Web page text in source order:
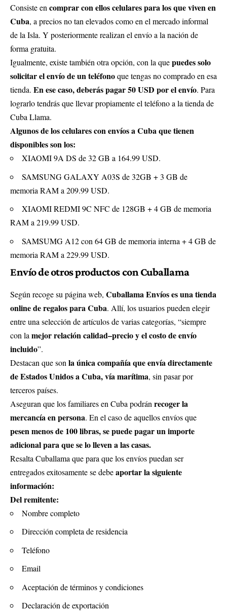
Consiste encomprar con ellos celulares para los que viven en
Cuba, a precios no tan elevados como en el mercado informal
de la Isla. Y posteriormente realizan el envío a la nación de
forma gratuita.
Igualmente, existe también otra opción, con la quepuedes solo
solicitar el envío de un teléfonoque tengas no comprado en esa
tienda. En ese caso, deberás pagar 50 USD por el envío. Para
lograrlo tendrás que llevar propiamente el teléfono a la tienda de
Cuba Llama.
Algunos de los celulares con envíos a Cuba que tienen
disponibles son los:
XIAOMI 9A DS de 32 GB a 164.99 USD.
SAMSUNG GALAXY A03S de 32GB + 3 GB de
memoria RAM a 209.99 USD.
XIAOMI REDMI 9C NFC de 128GB + 4 GB de memoria
RAM a 219.99 USD.
SAMSUMG A12 con 64 GB de memoria interna + 4 GB de
memoria RAM a 229.99 USD.
Envío de otros productos con Cuballama
Según recoge su página web, Cuballama Envíos es una tienda
online de regalos para Cuba. Allí, los usuarios pueden elegir
entre una selección de artículos de varias categorías, “siempre
con la mejor relación calidad–precio y el costo de envío
incluido”.
Destacan que son la única compañía que envía directamente
de Estados Unidos a Cuba, vía marítima, sin pasar por
terceros países.
Aseguran que los familiares en Cuba podrán recoger la
mercancía en persona. En el caso de aquellos envíos que
pesen menos de 100 libras, se puede pagar un importe
adicional para que se lo lleven a las casas.
Resalta Cuballama que para que los envíos puedan ser
entregados exitosamente se debeaportar la siguiente
información:
Del remitente:
Nombre completo
Dirección completa de residencia
Teléfono
Email
Aceptación de términos y condiciones
Declaración de exportación